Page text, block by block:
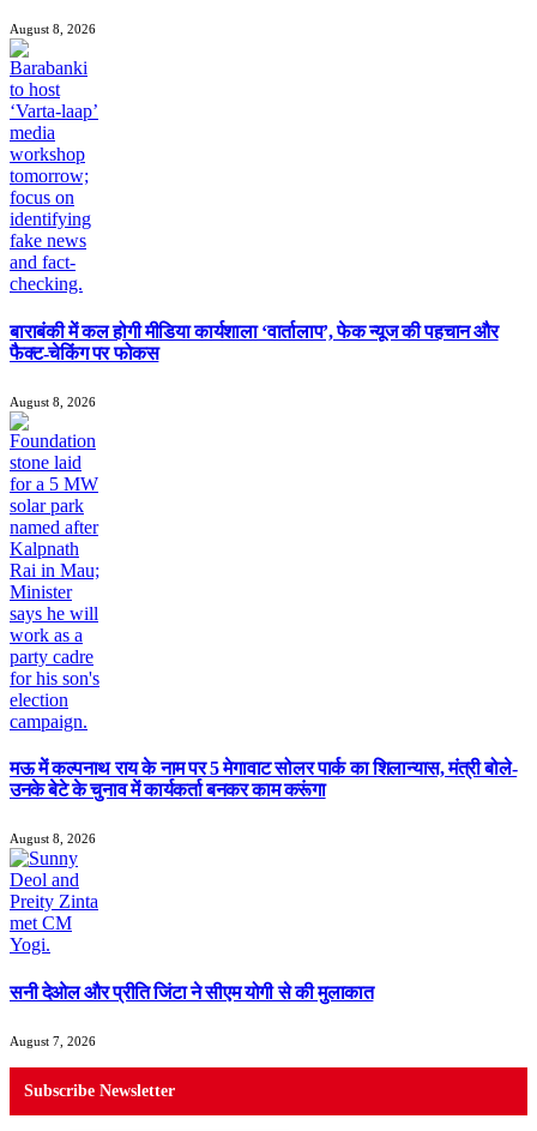
August 8, 2026
बाराबंकी में कल होगी मीडिया कार्यशाला ‘वार्तालाप’, फेक न्यूज की पहचान और
फैक्ट-चेकिंग पर फोकस
August 8, 2026
मऊ में कल्पनाथ राय के नाम पर 5 मेगावाट सोलर पार्क का शिलान्यास, मंत्री बोले-
उनके बेटे के चुनाव में कार्यकर्ता बनकर काम करूंगा
August 8, 2026
सनी देओल और प्रीति जिंटा ने सीएम योगी से की मुलाकात
August 7, 2026
Subscribe Newsletter